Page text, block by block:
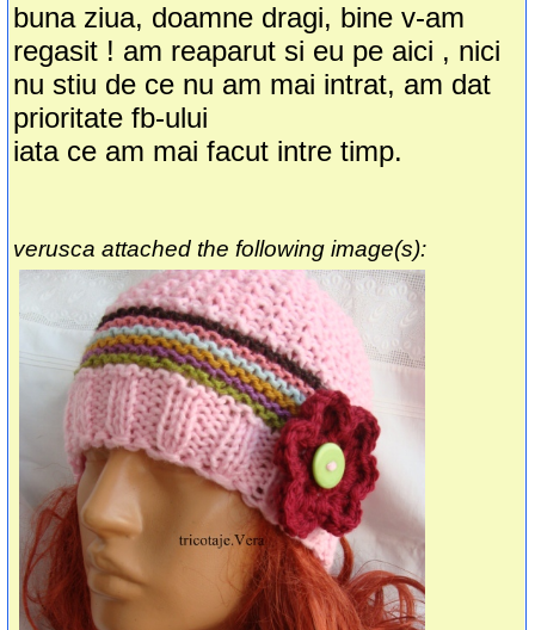
buna ziua, doamne dragi, bine v-am
regasit ! am reaparut si eu pe aici , nici
nu stiu de ce nu am mai intrat, am dat
prioritate fb-ului
iata ce am mai facut intre timp.
verusca attached the following image(s):